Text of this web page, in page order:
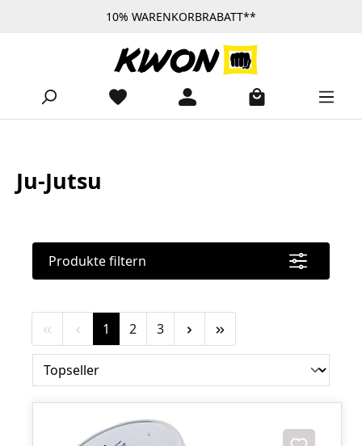
Zum Hauptinhalt springen10% WARENKORBRABATT**
Ju-Jutsu
Produkte filtern
Seite
1 Seite
2 Seite
3